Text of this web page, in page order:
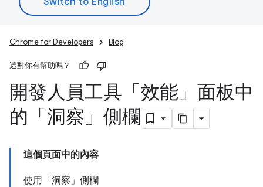
Chrome for Developers Blog
這對你有幫助嗎？
開發人員工具「效能」面板中
的「洞察」側欄
這個頁面中的內容
使用「洞察」側欄